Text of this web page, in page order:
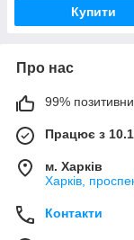
Купити
Про нас
99%
Працює з
м. Харків
Харків,
Контакти